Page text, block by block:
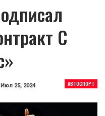
С
АВТОСПОРТ
Июл 25, 2024